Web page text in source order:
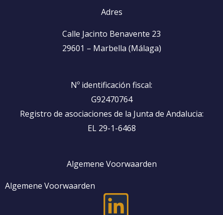
Adres
Calle Jacinto Benavente 23
29601 – Marbella (Málaga)
Nº identificación fiscal:
G92470764
Registro de asociaciones de la Junta de Andalucia:
EL 29-1-6468
Algemene Voorwaarden
Algemene Voorwaarden
L